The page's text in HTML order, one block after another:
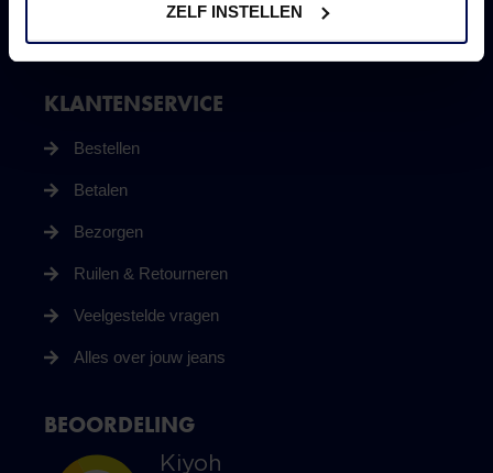
ZELF INSTELLEN
KLANTENSERVICE
Bestellen
Betalen
Bezorgen
Ruilen & Retourneren
Veelgestelde vragen
Alles over jouw jeans
BEOORDELING